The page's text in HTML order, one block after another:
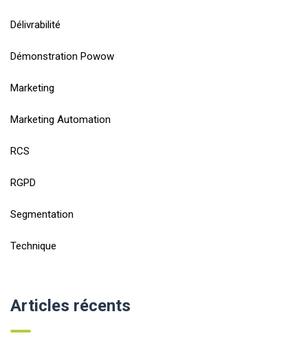
Délivrabilité
Démonstration Powow
Marketing
Marketing Automation
RCS
RGPD
Segmentation
Technique
Articles récents